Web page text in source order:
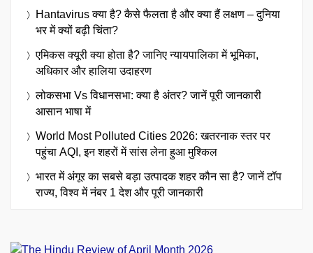
Hantavirus क्या है? कैसे फैलता है और क्या हैं लक्षण – दुनिया
भर में क्यों बढ़ी चिंता?
एमिकस क्यूरी क्या होता है? जानिए न्यायपालिका में भूमिका,
अधिकार और हालिया उदाहरण
लोकसभा Vs विधानसभा: क्या है अंतर? जानें पूरी जानकारी
आसान भाषा में
World Most Polluted Cities 2026: खतरनाक स्तर पर
पहुंचा AQI, इन शहरों में सांस लेना हुआ मुश्किल
भारत में अंगूर का सबसे बड़ा उत्पादक शहर कौन सा है? जानें टॉप
राज्य, विश्व में नंबर 1 देश और पूरी जानकारी